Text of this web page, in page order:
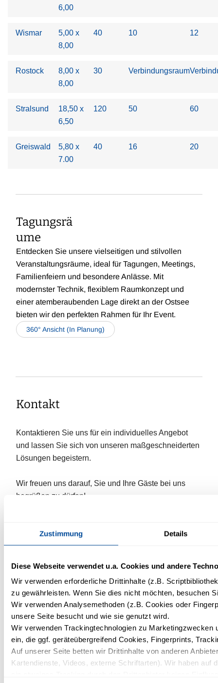
Zustimmung Details
Diese Webseite verwendet u.a. Cookies und andere
Wir verwenden erforderliche Drittinhalte (z.B.
zu gewährleisten. Wenn Sie dies nicht möchten, besuchen
Wir verwenden Analysemethoden (z.B. Cookies oder
unsere Seite besucht und wie sie genutzt wird.
Wir verwenden Trackingtechnologien zu Marketingzwecken
ein, die ggf. geräteübergreifend Cookies, Fingerprints,
Auf unserer Seite betten wir Drittinhalte von anderen
Kartendienste, Videos, externe Schriftarten). Wir haben auf
6,00
Wismar
5,00 x
8,00
40 10 12
Rostock
8,00 x
8,00
30 Verbindungsraum
Stralsund
18,50 x
6,50
120 50 60
Greiswald
5,80 x
7.00
40 16 20
Tagungsrä
ume
Entdecken Sie unsere vielseitigen und stilvollen
Veranstaltungsräume, ideal für Tagungen, Meetings,
Familienfeiern und besondere Anlässe. Mit
modernster Technik, flexiblem Raumkonzept und
einer atemberaubenden Lage direkt an der Ostsee
bieten wir den perfekten Rahmen für Ihr Event.
360° Ansicht (In Planung)
Kontakt
Kontaktieren Sie uns für ein individuelles Angebot
und lassen Sie sich von unseren maßgeschneiderten
Lösungen begeistern.
Wir freuen uns darauf, Sie und Ihre Gäste bei uns
begrüßen zu dürfen!
Fax.: +49 38206734 444
E-Mail:graal-mueritz@lopesan.com
* NAME
* I AM INTERESTED IN...